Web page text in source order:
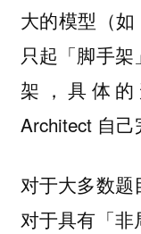
大的模型（
只起「脚手
架，具体
Architect 自己
对于大多数
对于具有「